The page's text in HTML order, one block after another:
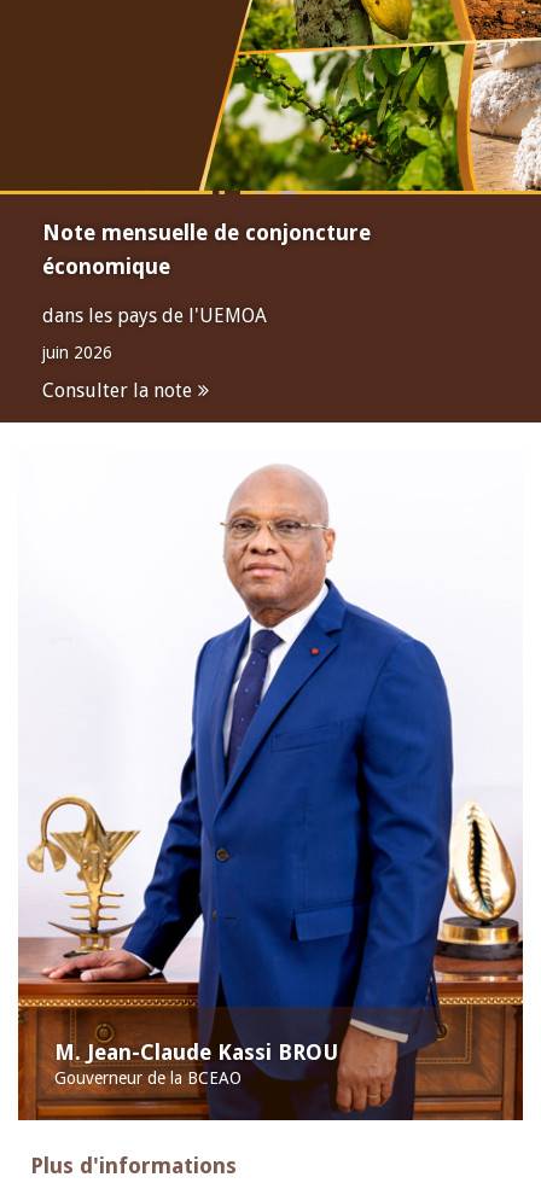
Note mensuelle de conjoncture
économique
dans les pays de l'UEMOA
juin 2026
Consulter la note
M. Jean-Claude Kassi BROU
Gouverneur de la BCEAO
Plus d'informations